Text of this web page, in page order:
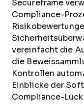
Secureframe
Compliance-
vereinfacht die
die
Kontrollen
Einblicke der
Compliance-